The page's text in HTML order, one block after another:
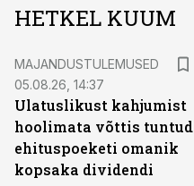
HETKEL KUUM
MAJANDUSTULEMUSED
05.08.26, 14:37
Ulatuslikust kahjumist
hoolimata võttis tuntud
ehituspoeketi omanik
kopsaka dividendi